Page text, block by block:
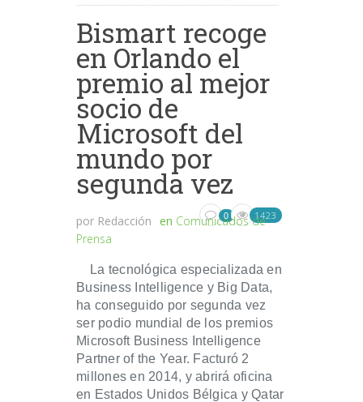
Bismart recoge
en Orlando el
premio al mejor
socio de
Microsoft del
mundo por
segunda vez
por Redacción en Comunicados de
Prensa
0 1423
La tecnológica especializada en
Business Intelligence y Big Data,
ha conseguido por segunda vez
ser podio mundial de los premios
Microsoft Business Intelligence
Partner of the Year. Facturó 2
millones en 2014, y abrirá oficina
en Estados Unidos Bélgica y Qatar